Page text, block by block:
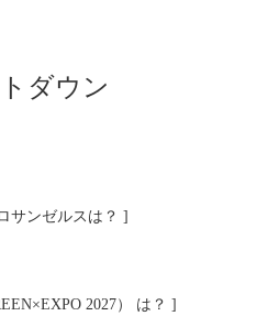
ダウン
サンゼルスは？ ]
2027） は？ ]